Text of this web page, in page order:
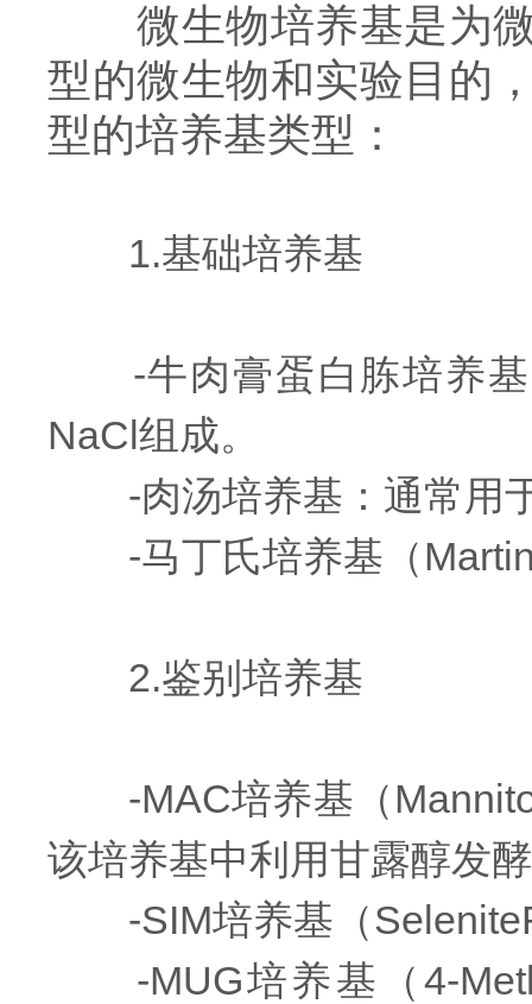
微生物培养基是为微
型的微生物和实验目的
型的培养基类型：
1.基础培养基
-牛肉膏蛋白胨培养基
NaCl组成。
-肉汤培养基：通常用于
-马丁氏培养基（
2.鉴别培养基
-MAC培养基（
该培养基中利用甘露醇发
-SIM培养基（
-MUG培养基（4-